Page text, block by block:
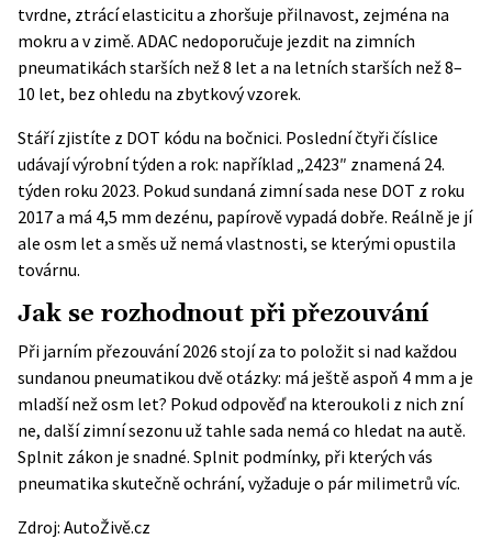
tvrdne, ztrácí elasticitu a zhoršuje přilnavost, zejména na
mokru a v zimě. ADAC nedoporučuje jezdit na zimních
pneumatikách starších než 8 let a na letních starších než 8–
10 let, bez ohledu na zbytkový vzorek.
Stáří zjistíte z DOT kódu na bočnici. Poslední čtyři číslice
udávají výrobní týden a rok: například „2423″ znamená 24.
týden roku 2023. Pokud sundaná zimní sada nese DOT z roku
2017 a má 4,5 mm dezénu, papírově vypadá dobře. Reálně je jí
ale osm let a směs už nemá vlastnosti, se kterými opustila
továrnu.
Jak se rozhodnout při přezouvání
Při jarním přezouvání 2026 stojí za to položit si nad každou
sundanou pneumatikou dvě otázky: má ještě aspoň 4 mm a je
mladší než osm let? Pokud odpověď na kteroukoli z nich zní
ne, další zimní sezonu už tahle sada nemá co hledat na autě.
Splnit zákon je snadné. Splnit podmínky, při kterých vás
pneumatika skutečně ochrání, vyžaduje o pár milimetrů víc.
Zdroj: AutoŽivě.cz